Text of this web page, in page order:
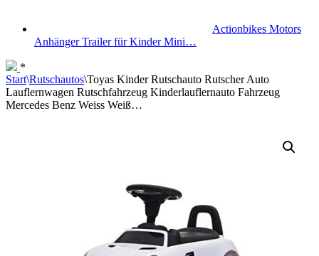
Actionbikes Motors
Anhänger Trailer für Kinder Mini…
*
Start\Rutschautos\Toyas Kinder Rutschauto Rutscher Auto
Lauflernwagen Rutschfahrzeug Kinderlauflernauto Fahrzeug
Mercedes Benz Weiss Weiß…